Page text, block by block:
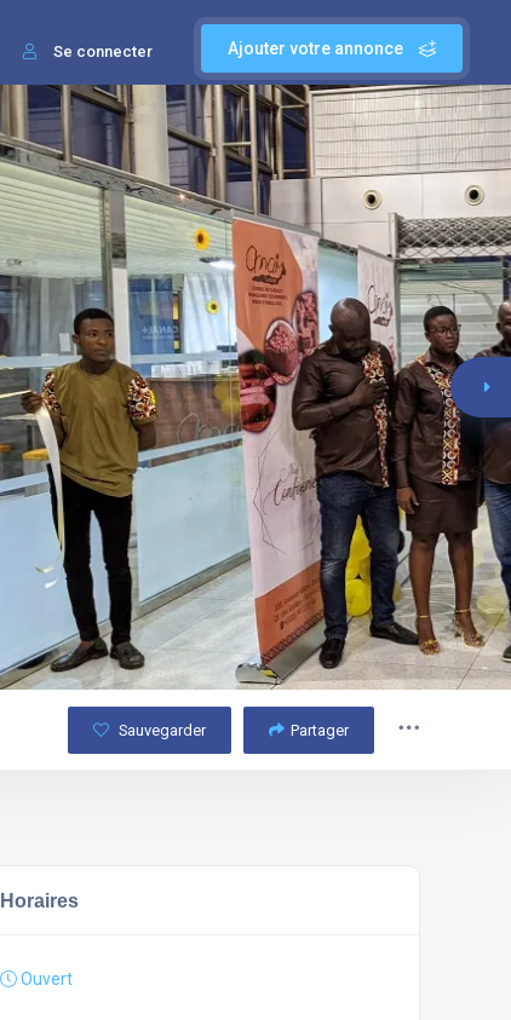
Ajouter votre annonce
Se connecter
Sauvegarder Partager
Horaires
Ouvert